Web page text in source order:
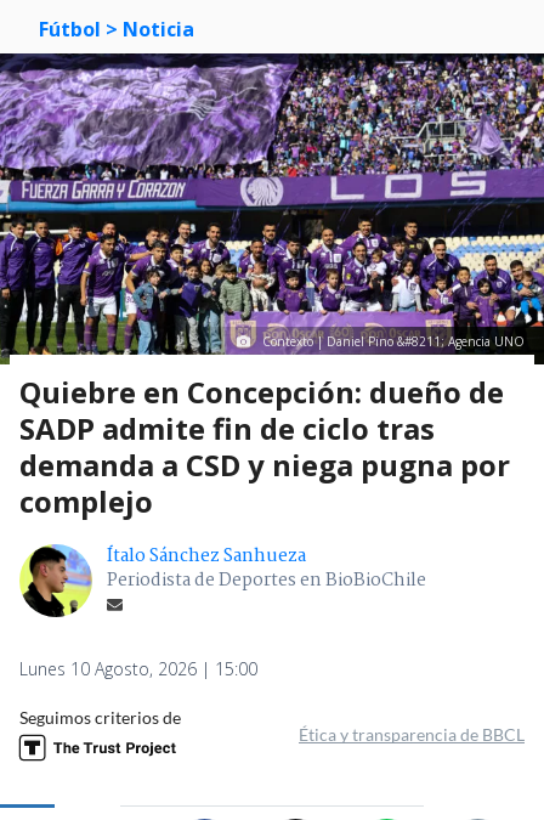
Fútbol > Noticia
Contexto | Daniel Pino &#8211; Agencia UNO
Quiebre en Concepción: dueño de
SADP admite fin de ciclo tras
demanda a CSD y niega pugna por
complejo
Ítalo Sánchez Sanhueza
Periodista de Deportes en BioBioChile
Lunes 10 Agosto, 2026 | 15:00
Seguimos criterios de
Ética y transparencia de BBCL